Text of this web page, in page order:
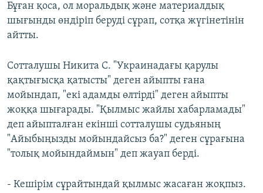
Бұған қоса, ол моральдық және материалдық
шығынды өндіріп беруді сұрап, сотқа жүгінетінін
айтты.
Сотталушы Никита С. "Украинадағы қарулы
қақтығысқа қатысты" деген айыпты ғана
мойындап, "екі адамды өлтірді" деген айыпты
жоққа шығарады. "Қылмыс жайлы хабарламады"
деп айыпталған екінші сотталушы судьяның
"Айыбыңызды мойындайсыз ба?" деген сұрағына
"толық мойындаймын" деп жауап берді.
- Кешірім сұрайтындай қылмыс жасаған жоқпыз.